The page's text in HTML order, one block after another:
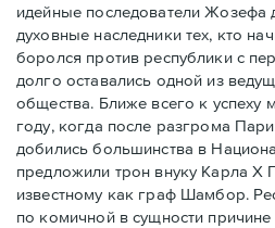
идейные последователи
духовные наследники тех, кто
боролся против республики с
долго оставались одной из
общества. Ближе всего к успеху
году, когда после разгрома
добились большинства в
предложили трон внуку Карла Х
известному как граф Шамбор.
по комичной в сущности